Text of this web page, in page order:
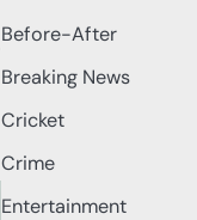
Before-After
Breaking News
Cricket
Crime
Entertainment